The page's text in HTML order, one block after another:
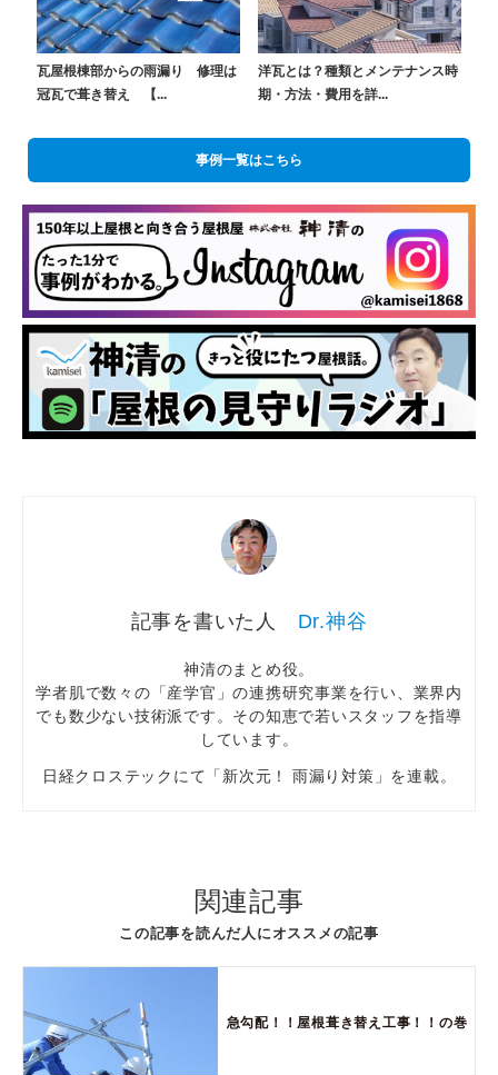
瓦屋根棟部からの雨漏り 修理は
冠瓦で葺き替え 【...
洋瓦とは？種類とメンテナンス時
期・方法・費用を詳...
事例一覧はこちら
Dr.神谷
神清のまとめ役。
学者肌で数々の「産学官」の連携研究事業を行い、業界内
でも数少ない技術派です。その知恵で若いスタッフを指導
しています。
日経クロステックにて「新次元！ 雨漏り対策」を連載。
関連記事
この記事を読んだ人にオススメの記事
急勾配！！屋根葺き替え工事！！の巻